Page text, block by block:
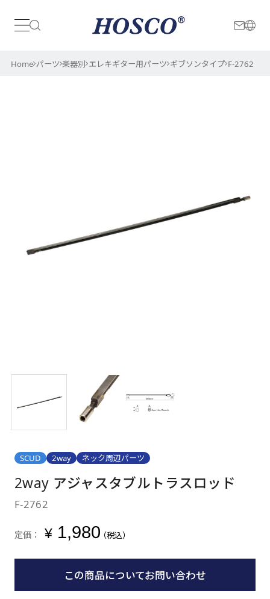
日本 International
Home パーツ 楽器別 エレキギター用パーツ ギブソンタイプ F-2762
SCUD 2way ネック周辺パーツ
2way アジャスタブルトラスロッド
F-2762
定価： ¥1,980（税込）
この商品についてお問い合わせ